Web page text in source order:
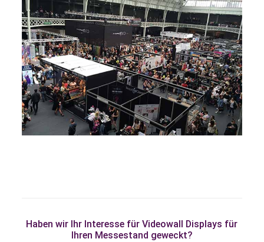
Haben wir Ihr Interesse für Videowall Displays für
Ihren Messestand geweckt?